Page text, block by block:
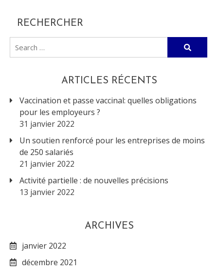
RECHERCHER
Search
ARTICLES RÉCENTS
Vaccination et passe vaccinal: quelles obligations
pour les employeurs ?
31 janvier 2022
Un soutien renforcé pour les entreprises de moins
de 250 salariés
21 janvier 2022
Activité partielle : de nouvelles précisions
13 janvier 2022
ARCHIVES
janvier 2022
décembre 2021